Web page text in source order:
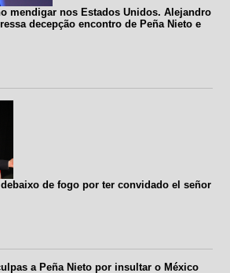
mendigar nos Estados Unidos. Alejandro
decepção encontro de Peña Nieto e
de fogo por ter convidado el señor
a Peña Nieto por insultar o México